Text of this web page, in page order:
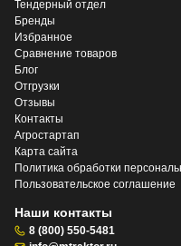
Тендерный отдел
Бренды
Избранное
Сравнение товаров
Блог
Отгрузки
Отзывы
Контакты
Агростартап
Карта сайта
Политика обработки
Пользовательское соглашение
Наши контакты
8 (800) 550-5481